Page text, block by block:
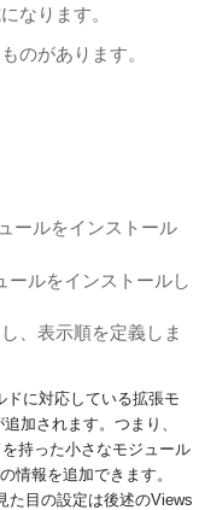
なります。
のがあります。
ールをインストール
ールをインストールし
、表示順を定義しま
に対応している拡張モ
加されます。つまり、
持った小さなモジュール
情報を追加できます。
た目の設定は後述のViews